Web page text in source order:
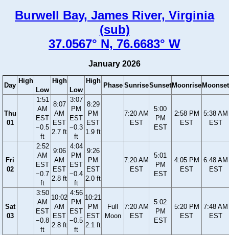
Burwell Bay, James River, Virginia
(sub)
37.0567° N, 76.6683° W
January 2026
Day
High
Low
High
Low
High
Phase SunriseSunset Moonrise Moonset
Thu
01
1:51
AM
EST
−0.5
ft
8:07
AM
EST
2.7 ft
3:07
PM
EST
−0.3
ft
8:29
PM
EST
1.9 ft
7:20 AM
EST
5:00
PM
EST
2:58 PM
EST
5:38 AM
EST
Fri
02
2:52
AM
EST
−0.7
ft
9:06
AM
EST
2.8 ft
4:04
PM
EST
−0.4
ft
9:26
PM
EST
2.0 ft
7:20 AM
EST
5:01
PM
EST
4:05 PM
EST
6:48 AM
EST
Sat
03
3:50
AM
EST
−0.8
ft
10:02
AM
EST
2.8 ft
4:56
PM
EST
−0.5
ft
10:21
PM
EST
2.1 ft
Full
Moon
7:20 AM
EST
5:02
PM
EST
5:20 PM
EST
7:48 AM
EST